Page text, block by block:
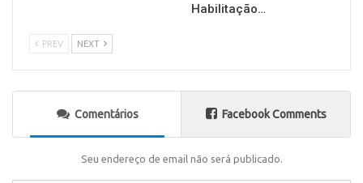
Habilitação…
PREV NEXT
Comentários Facebook Comments
Seu endereço de email não será publicado.